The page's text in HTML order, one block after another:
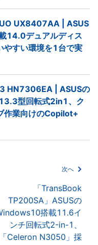
UX8407AA | ASUS
14.0デュアルディス
やすい環境を1台で実
HN7306EA | ASUSの
型回転式2in1、ク
作業向けのCopilot+
次へ
「TransBook
TP200SA」ASUSの
搭載11.6イ
ンチ回転式2-in-1、
「Celeron N3050」採